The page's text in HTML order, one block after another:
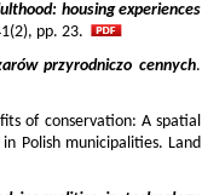
housing experiences
pp. 23.
przyrodniczo cennych.
of conservation: A spatial
Polish municipalities. Land